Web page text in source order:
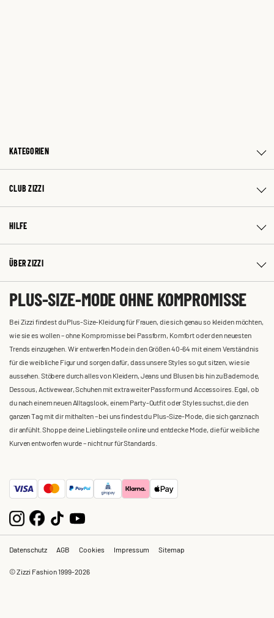
KATEGORIEN
CLUB ZIZZI
HILFE
ÜBER ZIZZI
PLUS-SIZE-MODE OHNE KOMPROMISSE
Bei Zizzi findest du Plus-Size-Kleidung für Frauen, die sich genau so kleiden möchten,
wie sie es wollen – ohne Kompromisse bei Passform, Komfort oder den neuesten
Trends einzugehen. Wir entwerfen Mode in den Größen 40-64 mit einem Verständnis
für die weibliche Figur und sorgen dafür, dass unsere Styles so gut sitzen, wie sie
aussehen. Stöbere durch alles von Kleidern, Jeans und Blusen bis hin zu Bademode,
Dessous, Activewear, Schuhen mit extra weiter Passform und Accessoires. Egal, ob
du nach einem neuen Alltagslook, einem Party-Outfit oder Styles suchst, die den
ganzen Tag mit dir mithalten – bei uns findest du Plus-Size-Mode, die sich ganz nach
dir anfühlt. Shoppe deine Lieblingsteile online und entdecke Mode, die für weibliche
Kurven entworfen wurde – nicht nur für Standards.
Datenschutz AGB Cookies Impressum Sitemap
© Zizzi Fashion 1999-2026